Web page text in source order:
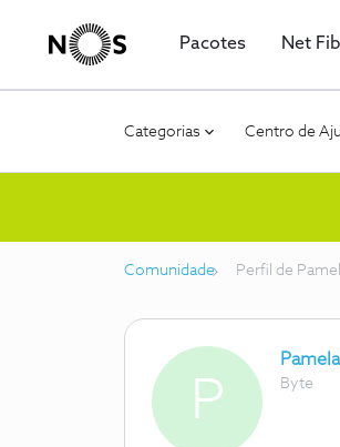
Pacotes Net
Categorias Centro de
Comunidade Perfil de
P Byte